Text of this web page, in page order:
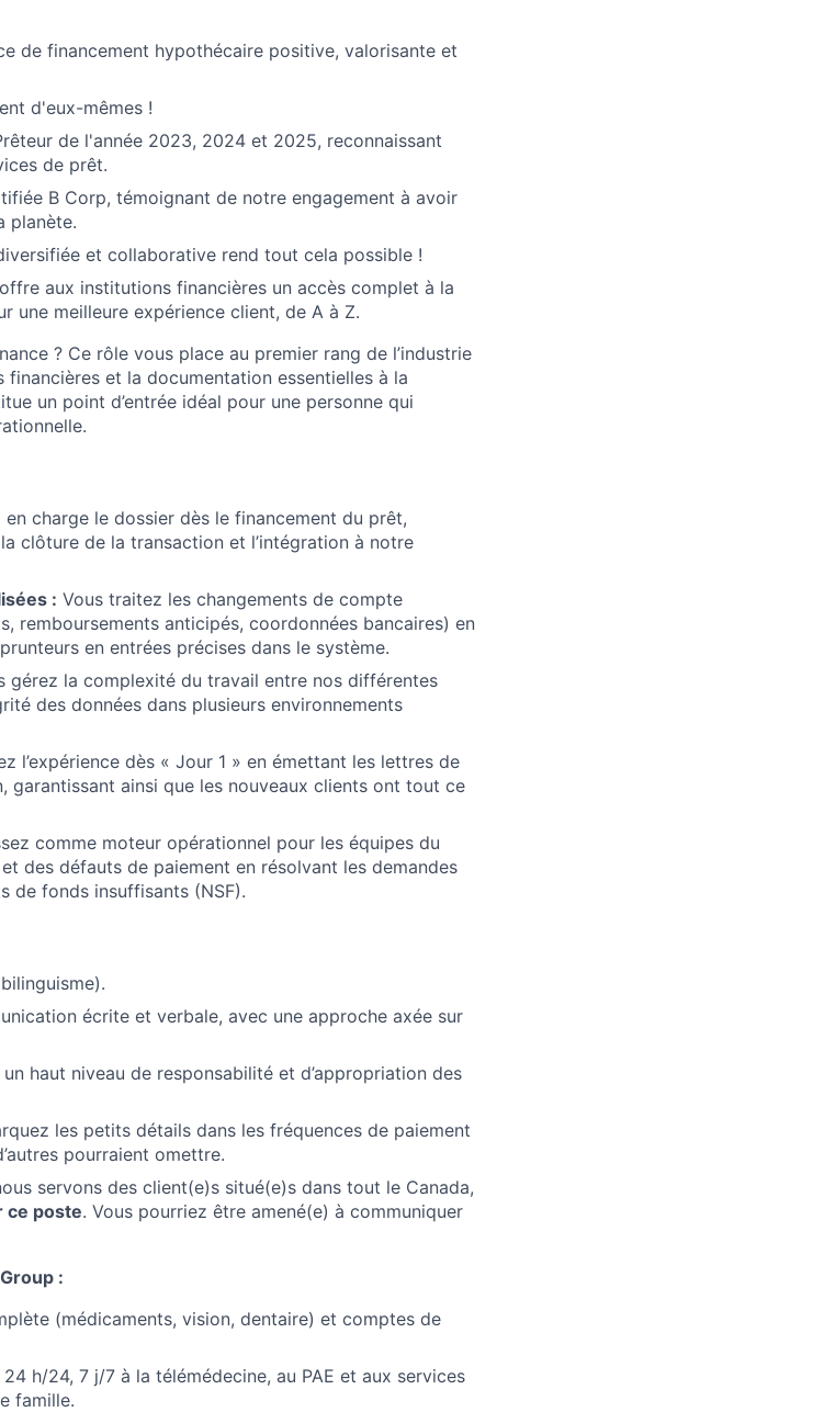
de financement hypothécaire positive, valorisante et
d'eux-mêmes !
de l'année 2023, 2024 et 2025, reconnaissant
de prêt.
B Corp, témoignant de notre engagement à avoir
planète.
et collaborative rend tout cela possible !
aux institutions financières un accès complet à la
une meilleure expérience client, de A à Z.
? Ce rôle vous place au premier rang de l’industrie
et la documentation essentielles à la
un point d’entrée idéal pour une personne qui
en charge le dossier dès le financement du prêt,
clôture de la transaction et l’intégration à notre
: Vous traitez les changements de compte
remboursements anticipés, coordonnées bancaires) en
en entrées précises dans le système.
gérez la complexité du travail entre nos différentes
des données dans plusieurs environnements
l’expérience dès « Jour 1 » en émettant les lettres de
garantissant ainsi que les nouveaux clients ont tout ce
comme moteur opérationnel pour les équipes du
des défauts de paiement en résolvant les demandes
de fonds insuffisants (NSF).
écrite et verbale, avec une approche axée sur
haut niveau de responsabilité et d’appropriation des
les petits détails dans les fréquences de paiement
pourraient omettre.
servons des client(e)s situé(e)s dans tout le Canada,
ce poste. Vous pourriez être amené(e) à communiquer
:
(médicaments, vision, dentaire) et comptes de
h/24, 7 j/7 à la télémédecine, au PAE et aux services
famille.